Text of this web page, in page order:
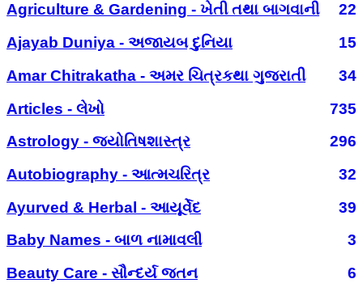
Agriculture & Gardening - ખેતી તથા બાગવાની
22
Ajayab Duniya - અજાયબ દુનિયા
15
Amar Chitrakatha - અમર ચિત્રકથા ગુજરાતી
34
Articles - લેખો
735
Astrology - જ્યોતિષશાસ્ત્ર
296
Autobiography - આત્મચરિત્ર
32
Ayurved & Herbal - આયૂર્વેદ
39
Baby Names - બાળ નામાવલી
3
Beauty Care - સૌન્દર્ય જતન
6